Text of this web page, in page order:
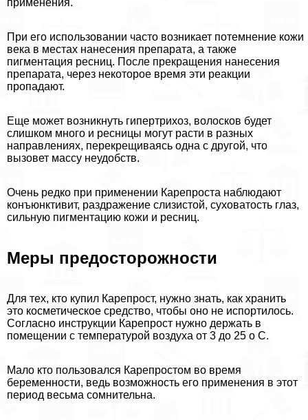
применения.
При его использовании часто возникает потемнение кожи
века в местах нанесения препарата, а также
пигментация ресниц. После прекращения нанесения
препарата, через некоторое время эти реакции
пропадают.
Еще может возникнуть гипертрихоз, волосков будет
слишком много и ресницы могут расти в разных
направлениях, перекрещиваясь одна с другой, что
вызовет массу неудобств.
Очень редко при применении Карепроста наблюдают
конъюнктивит, раздражение слизистой, суховатость глаз,
сильную пигментацию кожи и ресниц.
Меры предосторожности
Для тех, кто купил Карепрост, нужно знать, как хранить
это косметическое средство, чтобы оно не испортилось.
Согласно инструкции Карепрост нужно держать в
помещении с температурой воздуха от 3 до 25 о С.
Мало кто пользовался Карепростом во время
беременности, ведь возможность его применения в этот
период весьма сомнительна.